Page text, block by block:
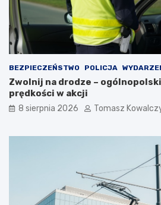
i
e
w
a
t
o
s
i
l
e
t
n
m
c
i
e
BEZPIECZEŃSTWO POLICJA
Zwolnij na drodze –
prędkości w akcji
8 sierpnia 2026 Tomasz